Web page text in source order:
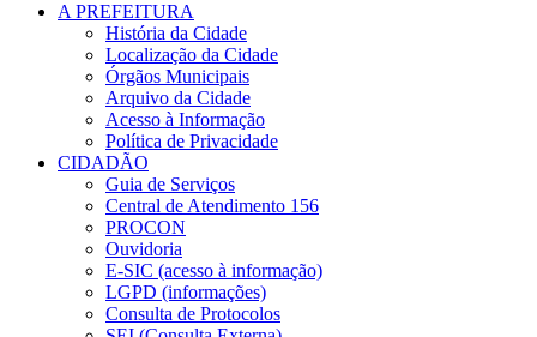
A PREFEITURA
História da Cidade
Localização da Cidade
Órgãos Municipais
Arquivo da Cidade
Acesso à Informação
Política de Privacidade
CIDADÃO
Guia de Serviços
Central de Atendimento 156
PROCON
Ouvidoria
E-SIC (acesso à informação)
LGPD (informações)
Consulta de Protocolos